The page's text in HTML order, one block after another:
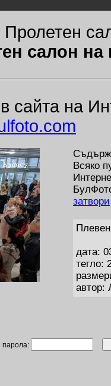
салон
сайта на
Всяко
затвори
дата:
тегло:
автор: